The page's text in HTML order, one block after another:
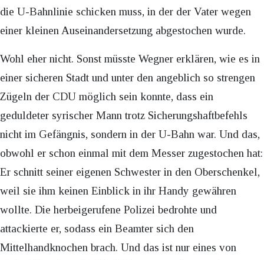
die U-Bahnlinie schicken muss, in der der Vater wegen
einer kleinen Auseinandersetzung abgestochen wurde.
Wohl eher nicht. Sonst müsste Wegner erklären, wie es in
einer sicheren Stadt und unter den angeblich so strengen
Zügeln der CDU möglich sein konnte, dass ein
geduldeter syrischer Mann trotz Sicherungshaftbefehls
nicht im Gefängnis, sondern in der U-Bahn war. Und das,
obwohl er schon einmal mit dem Messer zugestochen hat:
Er schnitt seiner eigenen Schwester in den Oberschenkel,
weil sie ihm keinen Einblick in ihr Handy gewähren
wollte. Die herbeigerufene Polizei bedrohte und
attackierte er, sodass ein Beamter sich den
Mittelhandknochen brach. Und das ist nur eines von